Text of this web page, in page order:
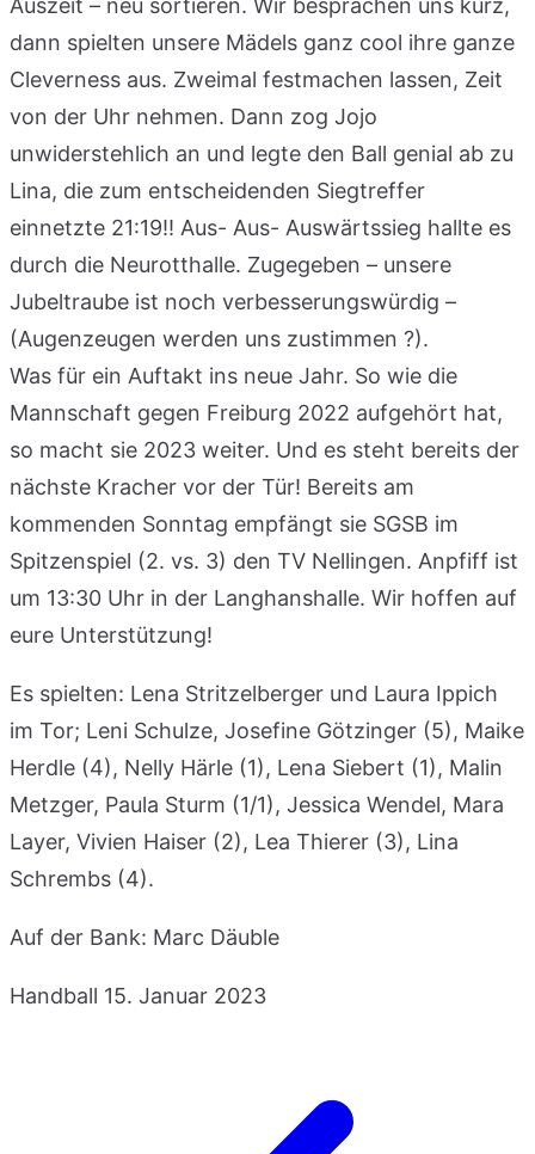
Auszeit – neu sortieren. Wir besprachen uns kurz,
dann spielten unsere Mädels ganz cool ihre ganze
Cleverness aus. Zweimal festmachen lassen, Zeit
von der Uhr nehmen. Dann zog Jojo
unwiderstehlich an und legte den Ball genial ab zu
Lina, die zum entscheidenden Siegtreffer
einnetzte 21:19!! Aus- Aus- Auswärtssieg hallte es
durch die Neurotthalle. Zugegeben – unsere
Jubeltraube ist noch verbesserungswürdig –
(Augenzeugen werden uns zustimmen ?).
Was für ein Auftakt ins neue Jahr. So wie die
Mannschaft gegen Freiburg 2022 aufgehört hat,
so macht sie 2023 weiter. Und es steht bereits der
nächste Kracher vor der Tür! Bereits am
kommenden Sonntag empfängt sie SGSB im
Spitzenspiel (2. vs. 3) den TV Nellingen. Anpfiff ist
um 13:30 Uhr in der Langhanshalle. Wir hoffen auf
eure Unterstützung!
Es spielten: Lena Stritzelberger und Laura Ippich
im Tor; Leni Schulze, Josefine Götzinger (5), Maike
Herdle (4), Nelly Härle (1), Lena Siebert (1), Malin
Metzger, Paula Sturm (1/1), Jessica Wendel, Mara
Layer, Vivien Haiser (2), Lea Thierer (3), Lina
Schrembs (4).
Auf der Bank: Marc Däuble
Handball 15. Januar 2023